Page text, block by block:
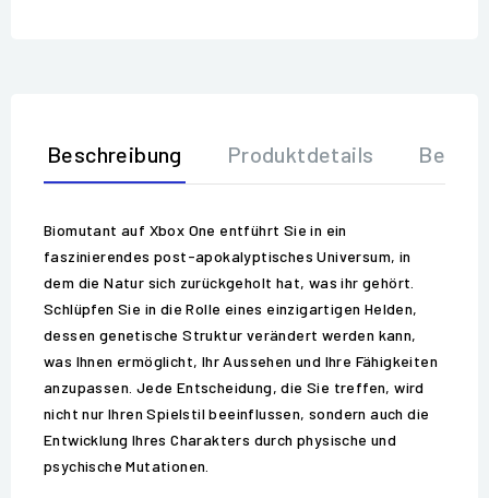
Beschreibung Produktdetails
Biomutant auf Xbox One entführt Sie in ein
faszinierendes post-apokalyptisches Universum, in
dem die Natur sich zurückgeholt hat, was ihr gehört.
Schlüpfen Sie in die Rolle eines einzigartigen Helden,
dessen genetische Struktur verändert werden kann,
was Ihnen ermöglicht, Ihr Aussehen und Ihre Fähigkeiten
anzupassen. Jede Entscheidung, die Sie treffen, wird
nicht nur Ihren Spielstil beeinflussen, sondern auch die
Entwicklung Ihres Charakters durch physische und
psychische Mutationen.